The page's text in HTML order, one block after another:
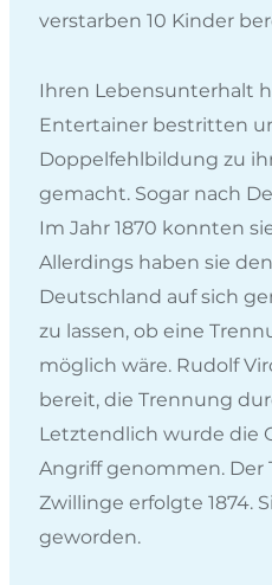
verstarben 10 Kinder
Ihren Lebensunterhalt
Entertainer bestritten
Doppelfehlbildung zu
gemacht. Sogar nach
Im Jahr 1870 konnten
Allerdings haben sie
Deutschland auf sich
zu lassen, ob eine
möglich wäre. Rudolf
bereit, die Trennung
Letztendlich wurde die
Angriff genommen. Der
Zwillinge erfolgte 1874.
geworden.